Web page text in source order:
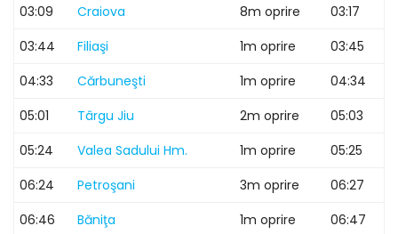
03:09
Craiova 8m oprire
03:17
03:44
Filiaşi 1m oprire
03:45
04:33
Cărbuneşti 1m oprire
04:34
05:01
Târgu Jiu 2m oprire
05:03
05:24
Valea Sadului Hm. 1m oprire
05:25
06:24
Petroşani 3m oprire
06:27
06:46
Băniţa 1m oprire
06:47